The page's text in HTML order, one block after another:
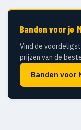
Banden voor je
Vind de
prijzen van de
Banden voor